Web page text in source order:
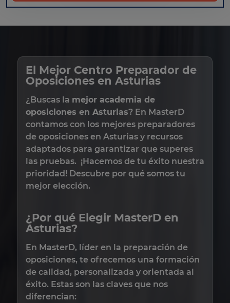
El Mejor Centro Preparador de
Oposiciones en Asturias
¿Buscas la mejor academia de
oposiciones en Asturias? En MasterD
contamos con los mejores preparadores
de oposiciones en Asturias y recursos
adaptados para garantizar que superes
las pruebas. ¡Hacemos de tu éxito nuestra
prioridad! Descubre por qué somos tu
mejor elección.
¿Por qué Elegir MasterD en
Asturias?
En MasterD, líder en la preparación de
oposiciones, te ofrecemos una formación
de calidad, personalizada y orientada al
éxito. Estas son las claves que nos
diferencian: